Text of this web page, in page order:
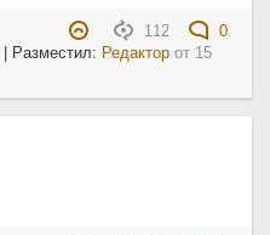
112
0
| Разместил: Редактор от 15